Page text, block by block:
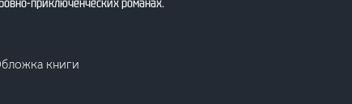
приключенческих романах.